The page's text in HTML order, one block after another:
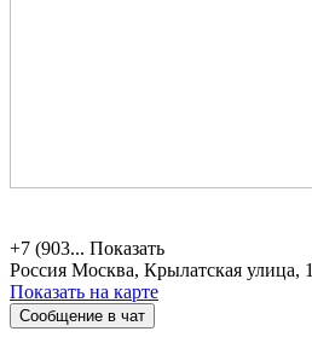
+7 (903... Показать
Россия Москва, Крылатская улица, 1
Показать на карте
Сообщение в чат